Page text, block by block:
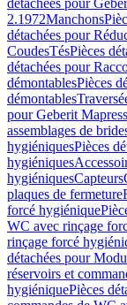
détachées pour
2.1972Manchons
détachées pour
CoudesTésPièces
détachées pour
démontablesPièces
démontables
pour Geberit
assemblages de
hygiéniquesPièces
hygiéniques
hygiéniquesCapteurs
plaques de fermeture
forcé hygiénique
WC avec rinçage
rinçage forcé
détachées pour
réservoirs et
hygiéniquePièces